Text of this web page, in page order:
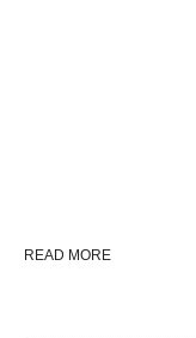
READ MORE